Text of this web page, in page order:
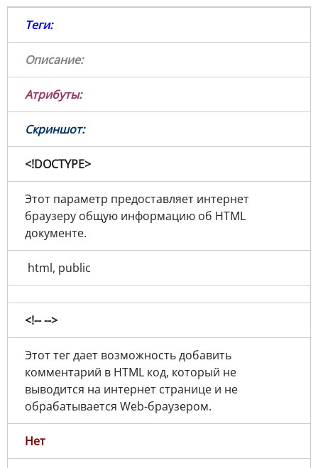
Теги:
Описание:
Атрибуты:
Скриншот:
<!DOCTYPE>
Этот параметр предоставляет интернет
браузеру общую информацию об HTML
документе.
html, public
<!-- -->
Этот тег дает возможность добавить
комментарий в HTML код, который не
выводится на интернет странице и не
обрабатывается Web-браузером.
Нет